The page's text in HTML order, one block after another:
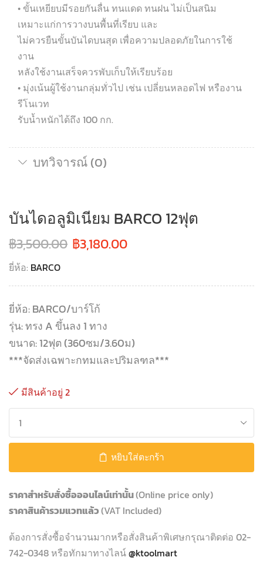
• ขั้นเหยียบมีรอยกันลื่น ทนแดด ทนฝน ไม่เป็นสนิม
เหมาะแก่การวางบนพื้นที่เรียบ และ
ไม่ควรยืนขั้นบันไดบนสุด เพื่อความปลอดภัยในการใช้
งาน
หลังใช้งานเสร็จควรพับเก็บให้เรียบร้อย
• มุ่งเน้นผู้ใช้งานกลุ่มทั่วไป เช่น เปลี่ยนหลอดไฟ หรืองาน
รีโนเวท
รับน้ำหนักได้ถึง 100 กก.
บทวิจารณ์ (0)
บันไดอลูมิเนียม BARCO 12ฟุต
฿3,500.00 ฿3,180.00
ยี่ห้อ: BARCO
ยี่ห้อ: BARCO/บาร์โก้
รุ่น: ทรง A ขึ้นลง 1 ทาง
ขนาด: 12ฟุต (360ซม/3.60ม)
***จัดส่งเฉพาะกทมและปริมลฑล***
มีสินค้าอยู่ 2
หยิบใส่ตะกร้า
ราคาสำหรับสั่งซื้อออนไลน์เท่านั้น(Online price only)
ราคาสินค้ารวมแวทแล้ว(VAT Included)
ต้องการสั่งซื้อจำนวนมากหรือสั่งสินค้าพิเศษกรุณาติดต่อ 02-
742-0348 หรือทักมาทางไลน์@ktoolmart